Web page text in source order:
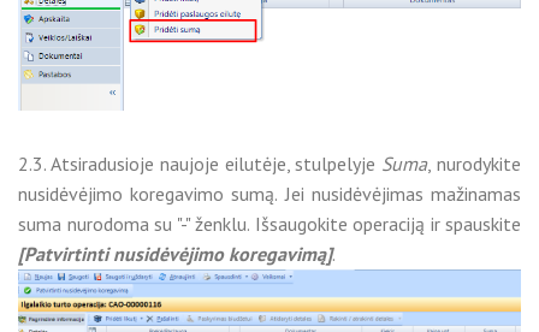
2.3. Atsiradusioje naujoje eilutėje, stulpelyje Suma, nurodykite
nusidėvėjimo koregavimo sumą. Jei nusidėvėjimas mažinamas
suma nurodoma su "-" ženklu. Išsaugokite operaciją ir spauskite
[Patvirtinti nusidėvėjimo koregavimą].